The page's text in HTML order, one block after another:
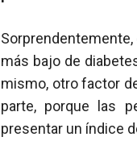
más bajo de
mismo, otro factor
parte, porque las
presentar un índice